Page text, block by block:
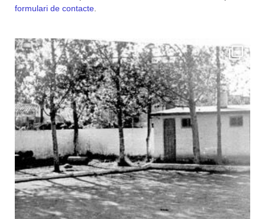
formulari de contacte